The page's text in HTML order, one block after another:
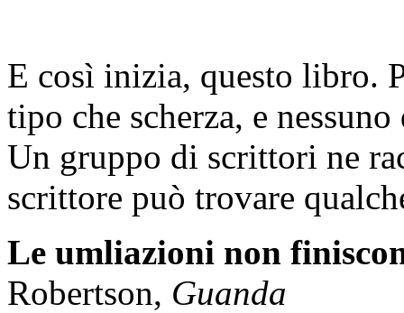
E così inizia, questo libro.
tipo che scherza, e
Un gruppo di scrittori ne
scrittore può trovare
Le umliazioni non
Robertson, Guanda